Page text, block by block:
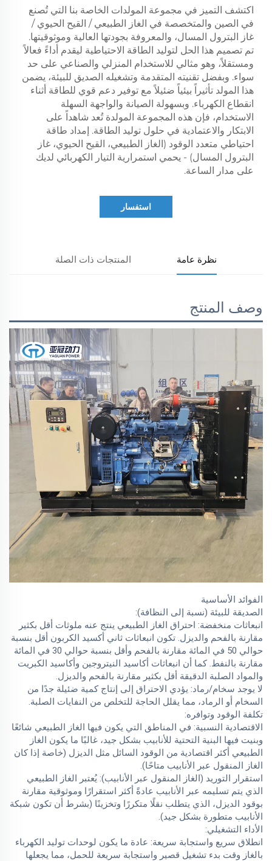
اكتشف التميز في مجموعة المولدات الخاصة بنا التي تُصنع
في الصين والمتخصصة في الغاز الطبيعي / القيح الحيوي /
غاز البترول المسال، والمعروفة بجودتها العالية وموثوقيتها.
تم تصميم هذا الحل لتوليد الطاقة الاحتياطية ليقدم أداءً فعالاً
ومستقلاً، وهو مثالي للاستخدام المنزلي والصناعي على حد
سواء. وبفضل تقنيته المتقدمة وتشغيله الصديق للبيئة، يضمن
هذا المولد تأثيراً بيئياً ضئيلاً مع توفير دعم قوي للطاقة أثناء
انقطاع الكهرباء. وبسهولة الصيانة والواجهة السهلة
الاستخدام، فإن هذه المجموعة المولدة تُعد شاهداً على
الابتكار والاعتمادية في حلول توليد الطاقة. إمداد طاقة
احتياطي متعدد الوقود (الغاز الطبيعي، القيح الحيوي، غاز
البترول المسال) - يحمي استمرارية التيار الكهربائي لديك
على مدار الساعة.
استفسار
نظرة عامة المنتجات ذات الصلة
وصف المنتج
الفوائد الأساسية
الصديقة للبيئة (نسبة إلى النظافة):
انبعاثات منخفضة: احتراق الغاز الطبيعي ينتج عنه ملوثات أقل بكثير
مقارنة بالفحم والديزل. تكون انبعاثات ثاني أكسيد الكربون أقل بنسبة
حوالي 50 في المائة مقارنة بالفحم وأقل بنسبة حوالي 30 في المائة
مقارنة بالنفط. كما أن انبعاثات أكاسيد النيتروجين وأكاسيد الكبريت
والمواد الصلبة الدقيقة أقل بكثير مقارنة بالفحم والديزل.
لا يوجد سخام/رماد: يؤدي الاحتراق إلى إنتاج كمية ضئيلة جدًا من
السخام أو الرماد، مما يقلل الحاجة للتخلص من النفايات الصلبة.
تكلفة الوقود وتوافره:
الاقتصادية النسبية: في المناطق التي يكون فيها الغاز الطبيعي شائعًا
وبنيت فيها البنية التحتية للأنابيب بشكل جيد، غالبًا ما يكون الغاز
الطبيعي أكثر اقتصادية من الوقود السائل مثل الديزل (خاصة إذا كان
الغاز المنقول عبر الأنابيب متاحًا).
استقرار التوريد (الغاز المنقول عبر الأنابيب): يُعتبر الغاز الطبيعي
الذي يتم تسليمه عبر الأنابيب عادةً أكثر استقرارًا وموثوقية مقارنة
بوقود الديزل، الذي يتطلب نقلًا متكررًا وتخزينًا (بشرط أن تكون شبكة
الأنابيب متطورة بشكل جيد).
الأداء التشغيلي:
انطلاق سريع واستجابة سريعة: عادة ما يكون لوحدات توليد الكهرباء
بالغاز وقت بدء تشغيل قصير واستجابة سريعة للحمل، مما يجعلها